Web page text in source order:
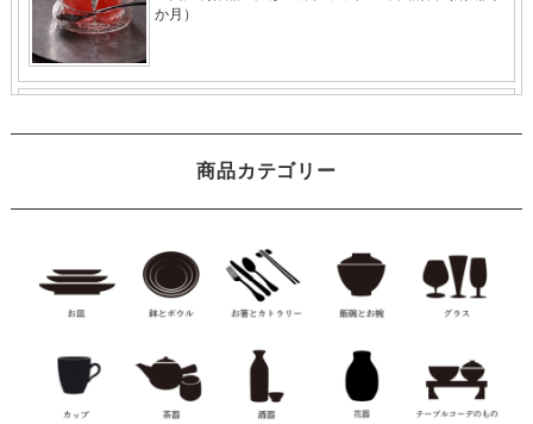
商品カテゴリー